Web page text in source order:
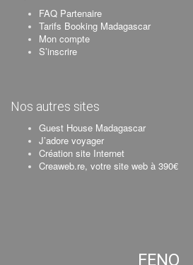
FAQ Partenaire
Tarifs Booking Madagascar
Mon compte
S’inscrire
Nos autres sites
Guest House Madagascar
J’adore voyager
Création site Internet
Creaweb.re, votre site web à 390€
FENO